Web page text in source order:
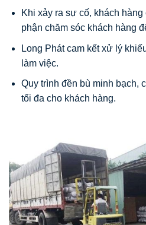
Khi xảy ra sự cố, khách
phận chăm sóc khách hàng
Long Phát cam kết xử lý
làm việc.
Quy trình đền bù minh bạch,
tối đa cho khách hàng.